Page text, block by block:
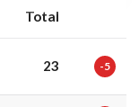
Total
23 -5